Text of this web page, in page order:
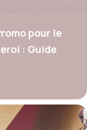
pour le
: Guide